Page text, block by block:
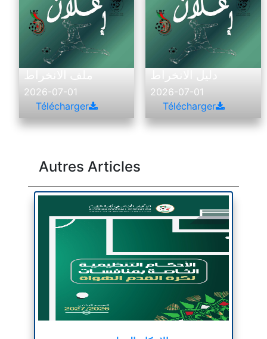
ملف الانخراط
2026-07-01
Télécharger
دليل الانخراط
2026-07-01
Télécharger
Autres Articles